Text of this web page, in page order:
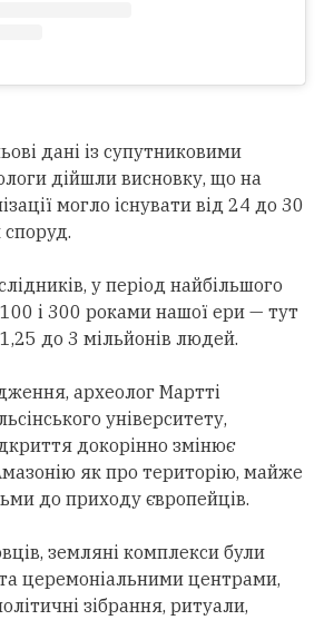
дані із супутниковими
дійшли висновку, що на
могло існувати від 24 до 30
у період найбільшого
і 300 роками нашої ери — тут
до 3 мільйонів людей.
археолог Мартті
університету,
докорінно змінює
як про територію, майже
до приходу європейців.
земляні комплекси були
церемоніальними центрами,
зібрання, ритуали,